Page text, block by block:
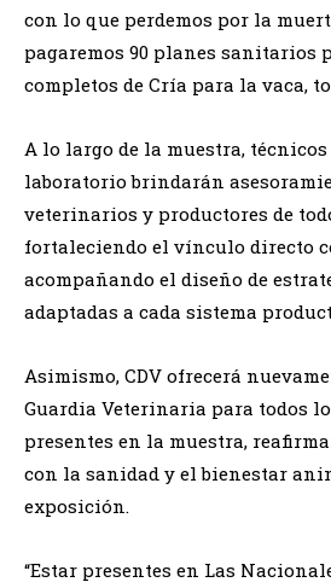
con lo que perdemos por la
pagaremos 90 planes sanitarios
completos de Cría para la vaca,
A lo largo de la muestra,
laboratorio brindarán
veterinarios y productores de
fortaleciendo el vínculo directo
acompañando el diseño de
adaptadas a cada sistema
Asimismo, CDV ofrecerá
Guardia Veterinaria para todos
presentes en la muestra,
con la sanidad y el bienestar
exposición.
“Estar presentes en Las